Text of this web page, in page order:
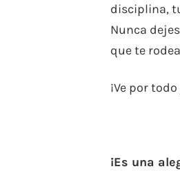
disciplina,
Nunca
que te
¡Ve por
¡Es una